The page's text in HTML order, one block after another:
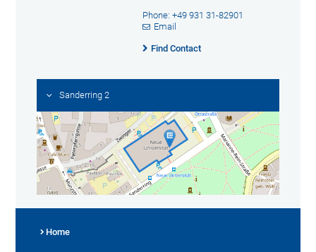
Phone: +49 931 31-82901
Email
Find Contact
Sanderring 2
Home